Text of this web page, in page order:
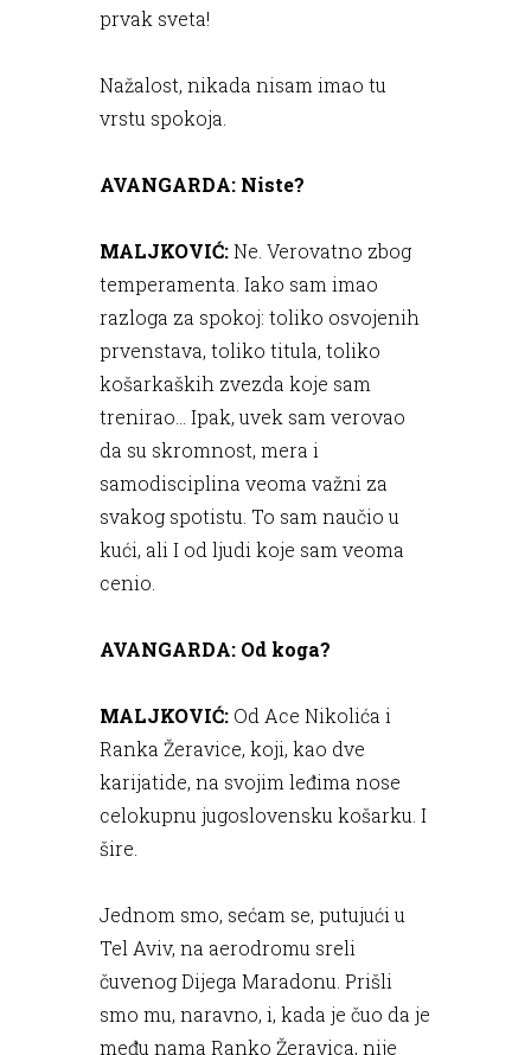
prvak sveta!
Nažalost, nikada nisam imao tu
vrstu spokoja.
AVANGARDA: Niste?
MALJKOVIĆ:Ne. Verovatno zbog
temperamenta. Iako sam imao
razloga za spokoj: toliko osvojenih
prvenstava, toliko titula, toliko
košarkaških zvezda koje sam
trenirao… Ipak, uvek sam verovao
da su skromnost, mera i
samodisciplina veoma važni za
svakog spotistu. To sam naučio u
kući, ali I od ljudi koje sam veoma
cenio.
AVANGARDA: Od koga?
MALJKOVIĆ: Od Ace Nikolića i
Ranka Žeravice, koji, kao dve
karijatide, na svojim leđima nose
celokupnu jugoslovensku košarku. I
šire.
Jednom smo, sećam se, putujući u
Tel Aviv, na aerodromu sreli
čuvenog Dijega Maradonu. Prišli
smo mu, naravno, i, kada je čuo da je
među nama Ranko Žeravica, nije